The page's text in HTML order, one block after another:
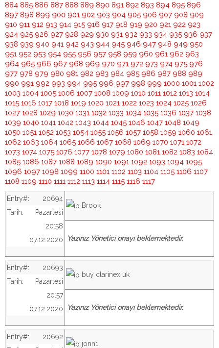
884 885 886 887 888 889 890 891 892 893 894 895 896
897 898 899 900 901 902 903 904 905 906 907 908 909
910 911 912 913 914 915 916 917 918 919 920 921 922 923
924 925 926 927 928 929 930 931 932 933 934 935 936 937
938 939 940 941 942 943 944 945 946 947 948 949 950
951 952 953 954 955 956 957 958 959 960 961 962 963
964 965 966 967 968 969 970 971 972 973 974 975 976
977 978 979 980 981 982 983 984 985 986 987 988 989
990 991 992 993 994 995 996 997 998 999 1000 1001 1002
1003 1004 1005 1006 1007 1008 1009 1010 1011 1012 1013 1014
1015 1016 1017 1018 1019 1020 1021 1022 1023 1024 1025 1026
1027 1028 1029 1030 1031 1032 1033 1034 1035 1036 1037 1038
1039 1040 1041 1042 1043 1044 1045 1046 1047 1048 1049
1050 1051 1052 1053 1054 1055 1056 1057 1058 1059 1060 1061
1062 1063 1064 1065 1066 1067 1068 1069 1070 1071 1072
1073 1074 1075 1076 1077 1078 1079 1080 1081 1082 1083 1084
1085 1086 1087 1088 1089 1090 1091 1092 1093 1094 1095
1096 1097 1098 1099 1100 1101 1102 1103 1104 1105 1106 1107
1108 1109 1110 1111 1112 1113 1114 1115 1116 1117
Entry#:
20694
Tarih:
Pazartesi
20:58
07.12.2020
Brook
Yazınız Yönetici onayı beklemektedir.
Entry#:
20693
Tarih:
Pazartesi
20:57
07.12.2020
buy clarinex uk
Yazınız Yönetici onayı beklemektedir.
Entry#:
20692
jonn1